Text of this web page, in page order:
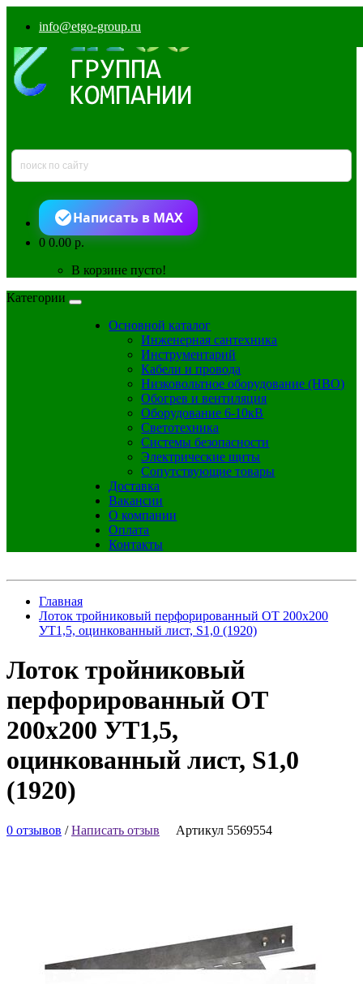
info@etgo-group.ru
Написать в MAX
00.00 р.
В корзине пусто!
Категории
Основной каталог
Инженерная сантехника
Инструментарий
Кабели и провода
Низковольтное оборудование (НВО)
Обогрев и вентиляция
Оборудование 6-10кВ
Светотехника
Системы безопасности
Электрические щиты
Сопутствующие товары
Доставка
Вакансии
О компании
Оплата
Контакты
Главная
Лоток тройниковый перфорированный ОТ 200х200
УТ1,5, оцинкованный лист, S1,0 (1920)
Лоток тройниковый
перфорированный ОТ
200х200 УТ1,5,
оцинкованный лист, S1,0
(1920)
0 отзывов /Написать отзыв Артикул 5569554